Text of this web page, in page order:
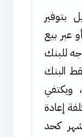
بتوفير
عبر بيع
للبنك
البنك
ويكتفي
إعادة
(غالباً ما تعادل ربح 3 أشهر كحد